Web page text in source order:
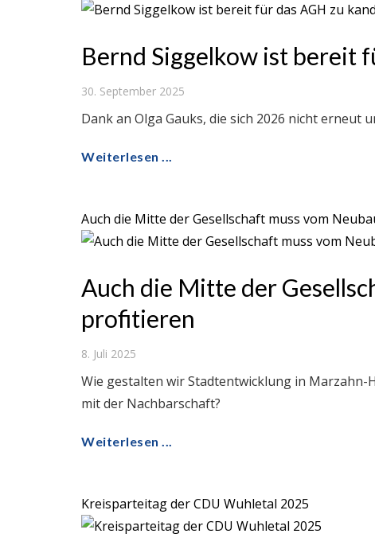
Bernd Siggelkow ist bereit
30. September 2025
Dank an Olga Gauks, die sich 2026 nicht erneut
Weiterlesen ...
Auch die Mitte der Gesellschaft muss vom
Auch die Mitte der
profitieren
8. Juli 2025
Wie gestalten wir Stadtentwicklung in
mit der Nachbarschaft?
Weiterlesen ...
Kreisparteitag der CDU Wuhletal 2025